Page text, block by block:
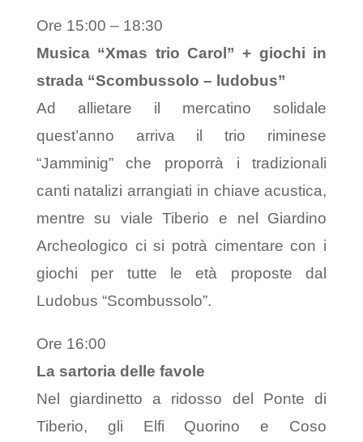
Ore 15:00 – 18:30
Musica “Xmas trio Carol” + giochi in
strada “Scombussolo – ludobus”
Ad allietare il mercatino solidale
quest’anno arriva il trio riminese
“Jamminig” che proporrà i tradizionali
canti natalizi arrangiati in chiave acustica,
mentre su viale Tiberio e nel Giardino
Archeologico ci si potrà cimentare con i
giochi per tutte le età proposte dal
Ludobus “Scombussolo”.
Ore 16:00
La sartoria delle favole
Nel giardinetto a ridosso del Ponte di
Tiberio, gli Elfi Quorino e Coso